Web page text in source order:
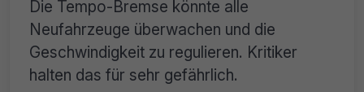
Die Tempo-Bremse könnte alle
Neufahrzeuge überwachen und die
Geschwindigkeit zu regulieren. Kritiker
halten das für sehr gefährlich.